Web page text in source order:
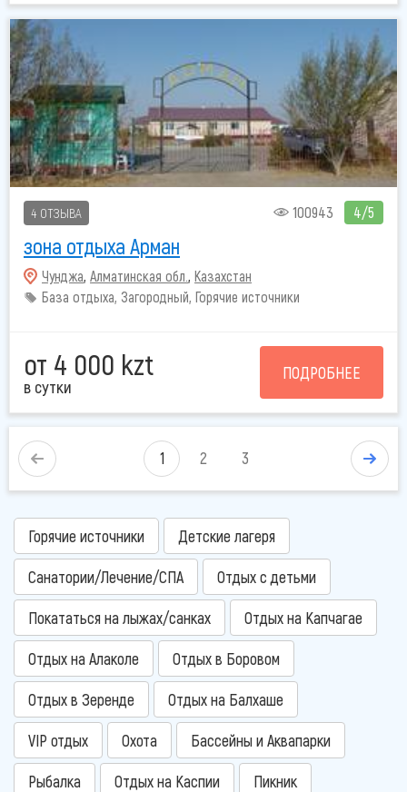
4 ОТЗЫВА 100943 4/5
зона отдыха Арман
Чунджа Алматинская обл. Казахстан
База отдыха, Загородный, Горячие источники
от 4 000 kzt
в сутки
ПОДРОБНЕЕ
1 2 3
Горячие источники Детские лагеря
Санатории/Лечение/СПА Отдых с детьми
Покататься на лыжах/санках Отдых на Капчагае
Отдых на Алаколе Отдых в Боровом
Отдых в Зеренде Отдых на Балхаше
VIP отдых Охота Бассейны и Аквапарки
Рыбалка Отдых на Каспии Пикник